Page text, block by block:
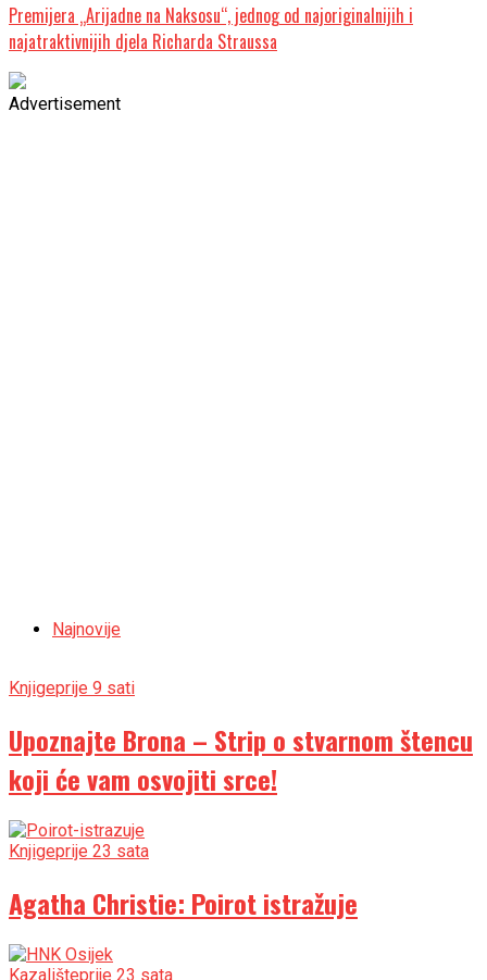
Premijera „Arijadne na Naksosu“, jednog od najoriginalnijih i
najatraktivnijih djela Richarda Straussa
Advertisement
Najnovije
Knjigeprije 9 sati
Upoznajte Brona – Strip o stvarnom štencu
koji će vam osvojiti srce!
Knjigeprije 23 sata
Agatha Christie: Poirot istražuje
Kazališteprije 23 sata